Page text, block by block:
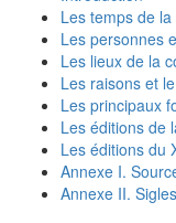
Les temps de
Les personnes
Les lieux de la
Les raisons et
Les principaux
Les éditions de
Les éditions du
Annexe I.
Annexe II.